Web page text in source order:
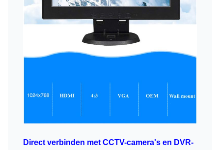
Direct verbinden met CCTV-camera's en DVR-